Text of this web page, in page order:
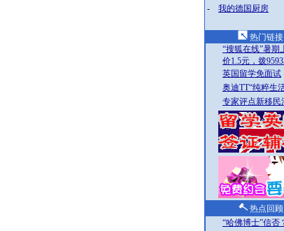
-
我的德国厨房
热门链接
“搜狐在线”暑期
价1.5元，拨
英国留学免面试
奥迪TT“纯粹生
专家评点新移民
热点回顾
“哈佛博士”信否